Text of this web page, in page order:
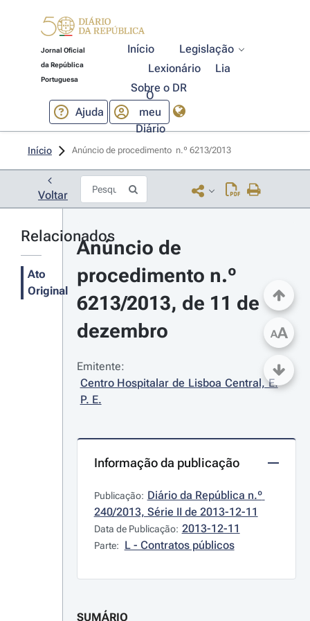
Jornal Oficial
da República
Portuguesa
Início
Legislação
Lexionário
Lia
Sobre o DR
Ajuda
O
meu
Diário
Início Anúncio de procedimento  n.º 6213/2013
Voltar
Relacionados
Ato
Original
Anúncio de
procedimento n.º
6213/2013, de 11 de
dezembro
Emitente:
Centro Hospitalar de Lisboa Central, E.
P. E.
Informação da publicação
Publicação: Diário da República n.º
240/2013, Série II de 2013-12-11
Data de Publicação: 2013-12-11
Parte: L - Contratos públicos
SUMÁRIO
AA